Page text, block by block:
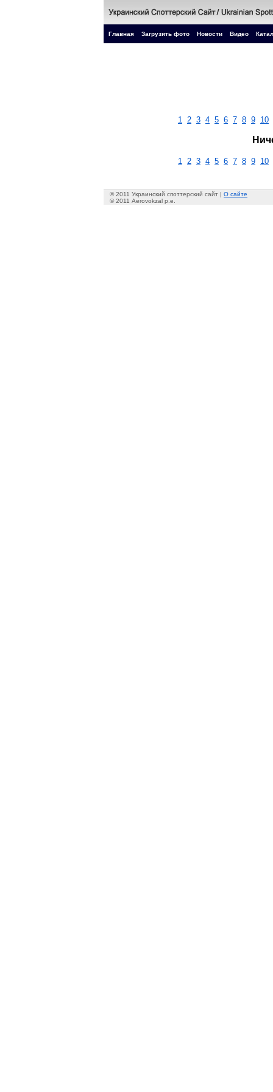
Главная Загрузить фото Новости Видео
1 2 3 4 5 6 7 8 9 10
1 2 3 4 5 6 7 8 9 10
© 2011 Украинский споттерский сайт | О сайте
© 2011 Aerovokzal p.e.